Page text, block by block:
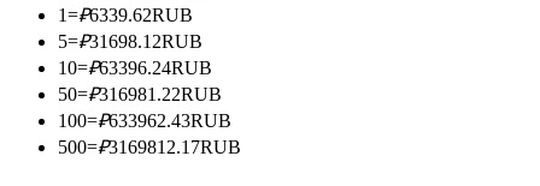
Kopya Tüccarı Olun
Kâr paylaşımı ve kopya ticaret komisyonlarının tadını çıkarın
1=₽6339.62RUB
5=₽31698.12RUB
10=₽63396.24RUB
50=₽316981.22RUB
100=₽633962.43RUB
500=₽3169812.17RUB